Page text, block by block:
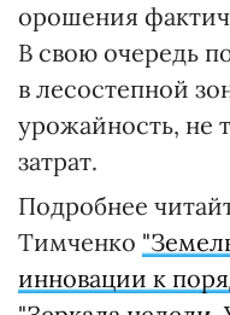
орошения
В свою очередь
в лесостепной
урожайность, не
затрат.
Подробнее
Тимченко
инновации к